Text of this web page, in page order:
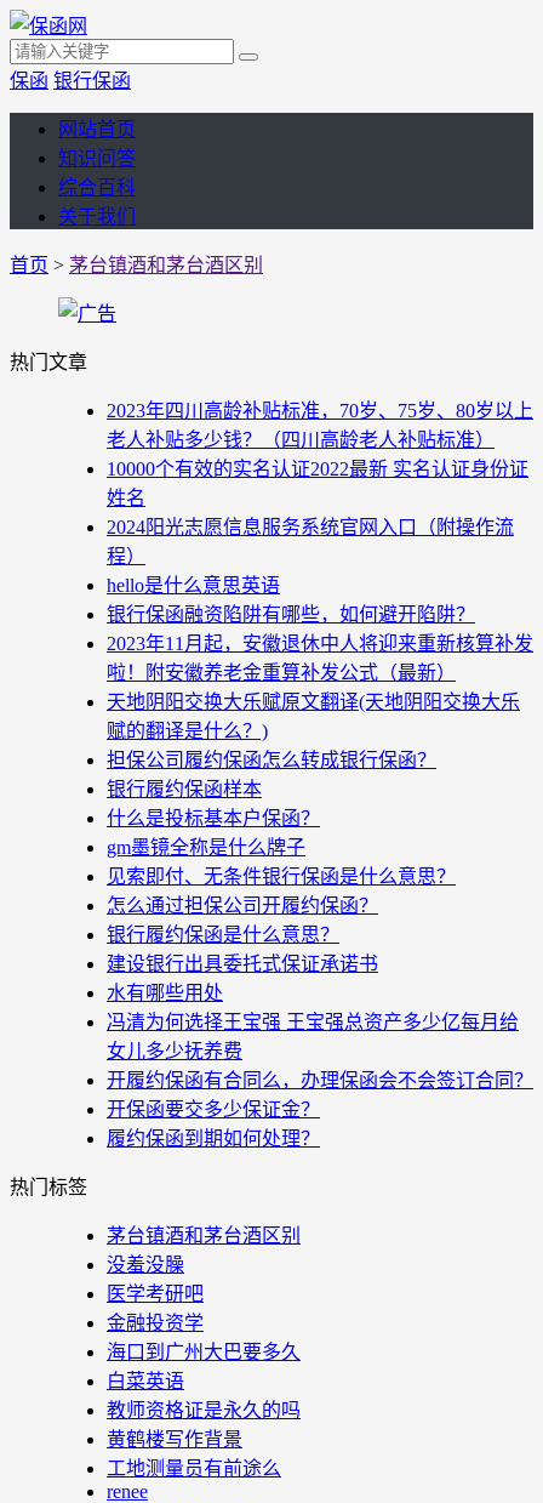
保函 银行保函
网站首页
知识问答
综合百科
关于我们
首页 > 茅台镇酒和茅台酒区别
热门文章
2023年四川高龄补贴标准，70岁、75岁、80岁以上
老人补贴多少钱？（四川高龄老人补贴标准）
10000个有效的实名认证2022最新 实名认证身份证
姓名
2024阳光志愿信息服务系统官网入口（附操作流
程）
hello是什么意思英语
银行保函融资陷阱有哪些，如何避开陷阱？
2023年11月起，安徽退休中人将迎来重新核算补发
啦！附安徽养老金重算补发公式（最新）
天地阴阳交换大乐赋原文翻译(天地阴阳交换大乐
赋的翻译是什么？)
担保公司履约保函怎么转成银行保函？
银行履约保函样本
什么是投标基本户保函？
gm墨镜全称是什么牌子
见索即付、无条件银行保函是什么意思？
怎么通过担保公司开履约保函？
银行履约保函是什么意思？
建设银行出具委托式保证承诺书
水有哪些用处
冯清为何选择王宝强 王宝强总资产多少亿每月给
女儿多少抚养费
开履约保函有合同么，办理保函会不会签订合同？
开保函要交多少保证金？
履约保函到期如何处理？
热门标签
茅台镇酒和茅台酒区别
没羞没臊
医学考研吧
金融投资学
海口到广州大巴要多久
白菜英语
教师资格证是永久的吗
黄鹤楼写作背景
工地测量员有前途么
renee